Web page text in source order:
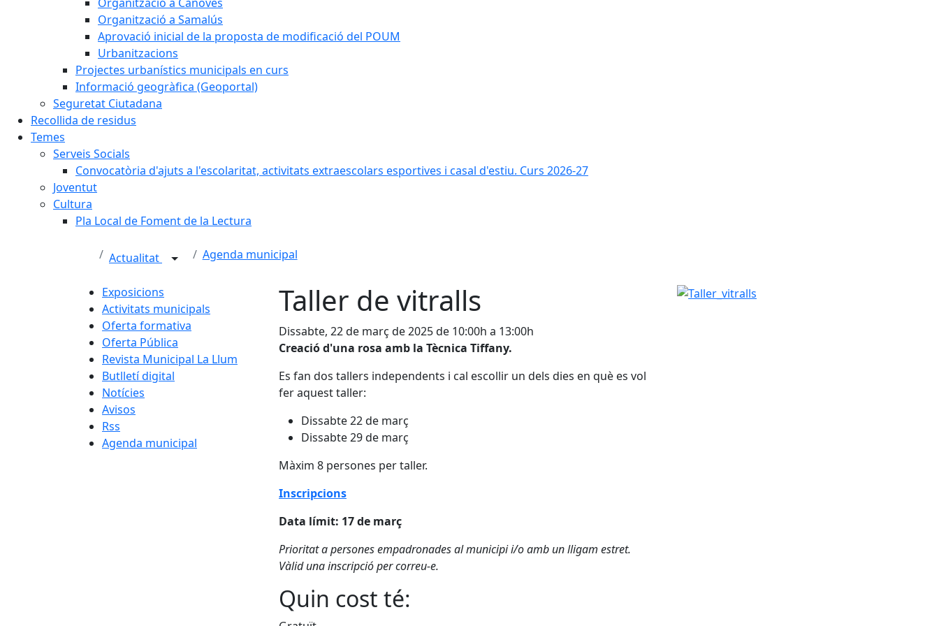
Organització a Samalús
Aprovació inicial de la proposta de modificació del POUM
Urbanitzacions
Projectes urbanístics municipals en curs
Informació geogràfica (Geoportal)
Seguretat Ciutadana
Recollida de residus
Temes
Serveis Socials
Convocatòria d'ajuts a l'escolaritat, activitats extraescolars esportives i casal d'estiu. Curs 2026-27
Joventut
Cultura
Pla Local de Foment de la Lectura
Actualitat Agenda municipal
Exposicions
Activitats municipals
Oferta formativa
Oferta Pública
Revista Municipal La Llum
Butlletí digital
Notícies
Avisos
Rss
Agenda municipal
Taller de vitralls
Dissabte, 22 de març de 2025 de 10:00h a 13:00h
Creació d'una rosa amb la Tècnica Tiffany.
Es fan dos tallers independents i cal escollir un dels dies en què es vol
fer aquest taller:
Dissabte 22 de març
Dissabte 29 de març
Màxim 8 persones per taller.
Inscripcions
Data límit: 17 de març
Prioritat a persones empadronades al municipi i/o amb un lligam estret.
Vàlid una inscripció per correu-e.
Quin cost té:
Taller_vitralls